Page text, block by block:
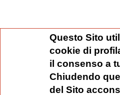
Questo Sito
cookie di
il consenso a
Chiudendo
del Sito